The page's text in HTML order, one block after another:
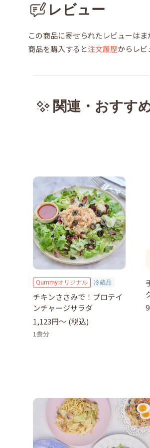
レビュー
この商品に寄せられたレビューはま
商品を購入すると注文履歴からレビ
関連・おすす
Qummyオリジナル 冷蔵品
チキンささみで！プロテイ
ンチャージサラダ
1,123円〜 (税込)
1食分